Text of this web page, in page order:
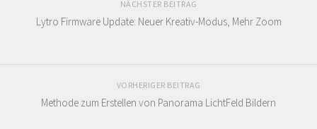
NÄCHSTER BEITRAG
Lytro Firmware Update: Neuer Kreativ-Modus, Mehr Zoom
VORHERIGER BEITRAG
Methode zum Erstellen von Panorama LichtFeld Bildern